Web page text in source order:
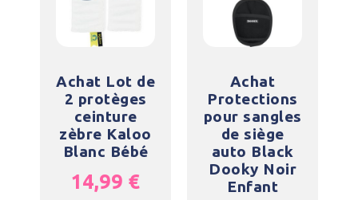
Achat Lot de
2 protèges
ceinture
zèbre Kaloo
Blanc Bébé
14,99 €
Achat
Protections
pour sangles
de siège
auto Black
Dooky Noir
Enfant